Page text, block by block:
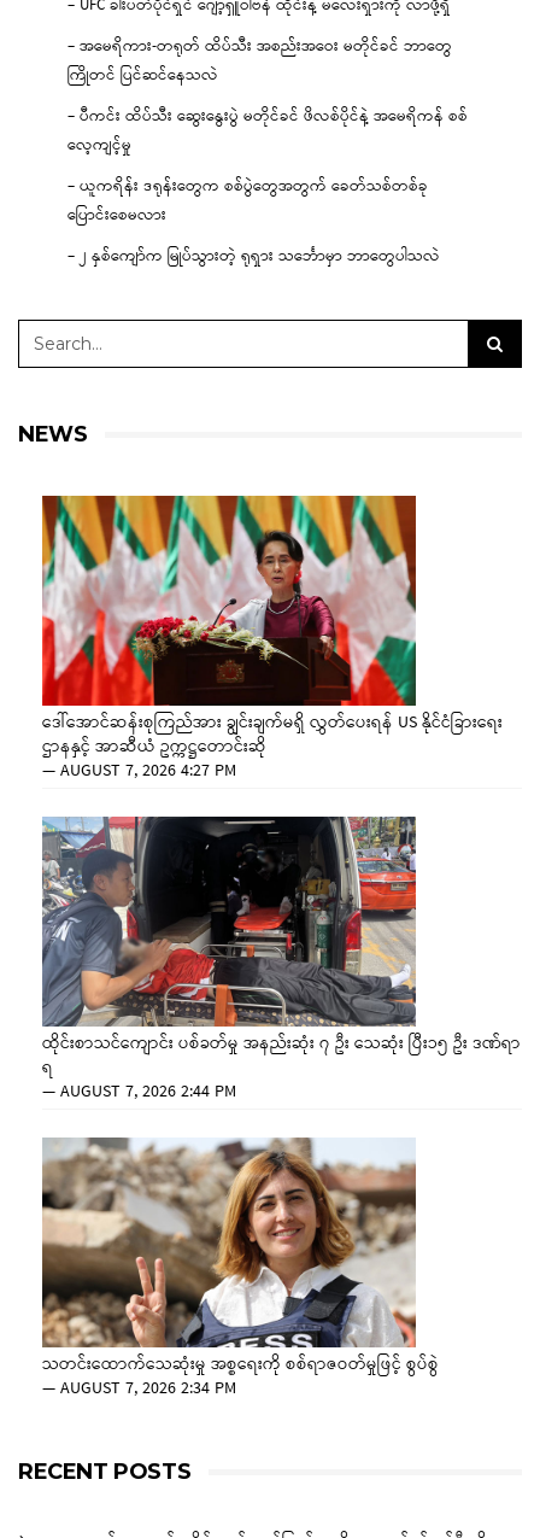
– UFC ခါးပတ်ပိုင်ရှင် ဂျော့ရှူဝါဗန် ထိုင်းနဲ့ မလေးရှားကို လာဖို့ရှိ
– အမေရိကား-တရုတ် ထိပ်သီး အစည်းအဝေး မတိုင်ခင် ဘာတွေ
ကြိုတင် ပြင်ဆင်နေသလဲ
– ပီကင်း ထိပ်သီး ဆွေးနွေးပွဲ မတိုင်ခင် ဖိလစ်ပိုင်နဲ့ အမေရိကန် စစ်
လေ့ကျင့်မှု
– ယူကရိန်း ဒရုန်းတွေက စစ်ပွဲတွေအတွက် ခေတ်သစ်တစ်ခု
ပြောင်းစေမလား
– ၂ နှစ်ကျော်က မြုပ်သွားတဲ့ ရုရှား သင်္ဘောမှာ ဘာတွေပါသလဲ
NEWS
ဒေါ်အောင်ဆန်းစုကြည်အား ချွင်းချက်မရှိ လွှတ်ပေးရန် US နိုင်ငံခြားရေး
ဌာနနှင့် အာဆီယံ ဥက္ကဋ္ဌတောင်းဆို
—AUGUST 7, 2026 4:27 PM
ထိုင်းစာသင်ကျောင်း ပစ်ခတ်မှု အနည်းဆုံး ၇ ဦး သေဆုံး ပြီး၁၅ ဦး ဒဏ်ရာ
ရ
—AUGUST 7, 2026 2:44 PM
သတင်းထောက်သေဆုံးမှု အစ္စရေးကို စစ်ရာဇဝတ်မှုဖြင့် စွပ်စွဲ
—AUGUST 7, 2026 2:34 PM
RECENT POSTS